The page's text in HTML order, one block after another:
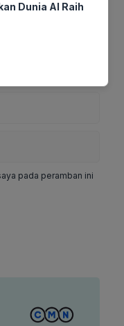
pada peramban ini
Dunia AI Raih